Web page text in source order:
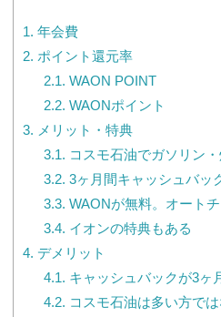
1. 年会費
2. ポイント還元率
2.1. WAON POINT
2.2. WAONポイント
3. メリット・特典
3.1. コスモ石油でガソリン
3.2. 3ヶ月間キャッシュバッ
3.3. WAONが無料。オート
3.4. イオンの特典もある
4. デメリット
4.1. キャッシュバックが3ヶ
4.2. コスモ石油は多い方で